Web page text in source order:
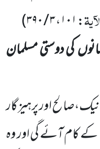
:۱۰۱،۳ / ۳۹۰
)
کی دوستی مسلمان
اور پرہیز گار
کے کام آئے گی اور وہ